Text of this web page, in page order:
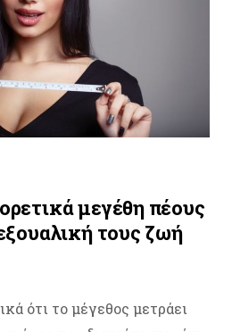
μεγέθη πέους
τους ζωή
ότι το μέγεθος μετράει